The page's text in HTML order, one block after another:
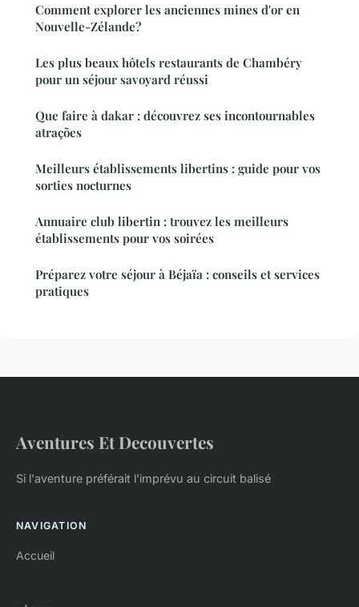
Comment explorer les anciennes mines d'or en
Nouvelle-Zélande?
Les plus beaux hôtels restaurants de Chambéry
pour un séjour savoyard réussi
Que faire à dakar : découvrez ses incontournables
atrações
Meilleurs établissements libertins : guide pour vos
sorties nocturnes
Annuaire club libertin : trouvez les meilleurs
établissements pour vos soirées
Préparez votre séjour à Béjaïa : conseils et services
pratiques
Aventures Et Decouvertes
Si l'aventure préférait l'imprévu au circuit balisé
NAVIGATION
Accueil